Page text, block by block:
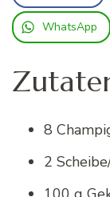
WhatsApp
8
2